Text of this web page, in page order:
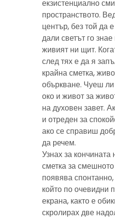
екзистенциално
пространството.
център, без той да
дали светът го
живият ни щит.
след тях е да я
крайна сметка,
объркване. Чуеш
око и живот за
на духовен завет.
и отреден за
ако се справиш
да речем.
Узнах за
сметка за
появява
който по очевидни
екрана, както е
скролирах две